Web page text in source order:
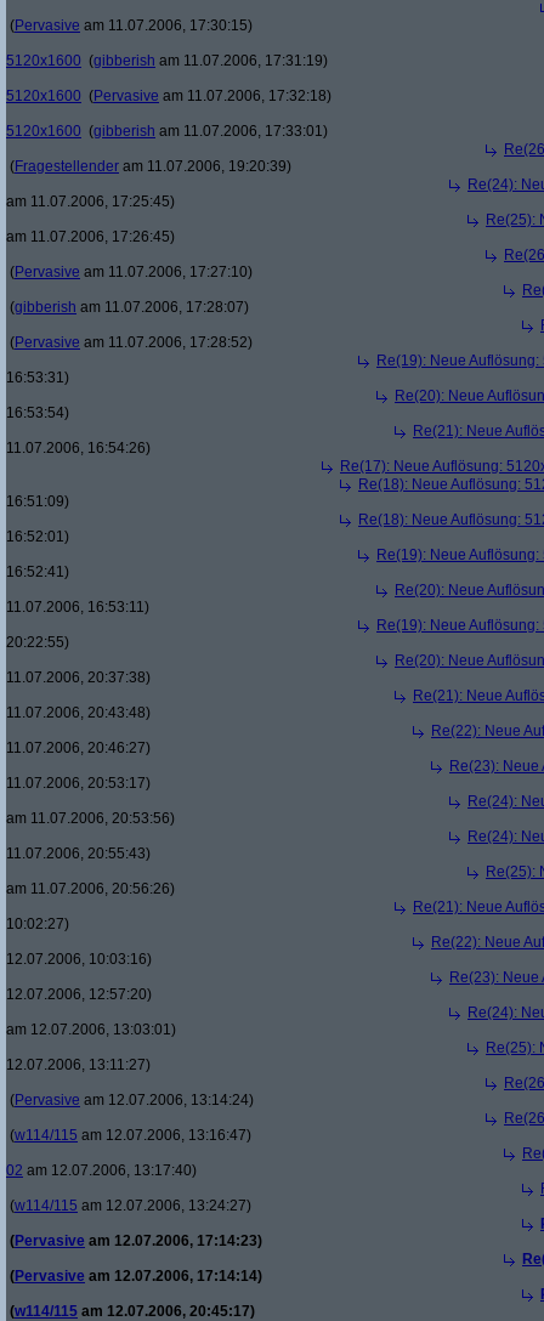
(Pervasive am 11.07.2006, 17:30:15)
5120x1600 (gibberish am 11.07.2006, 17:31:19)
5120x1600 (Pervasive am 11.07.2006, 17:32:18)
5120x1600 (gibberish am 11.07.2006, 17:33:01)
(Fragestellender am 11.07.2006, 19:20:39)
Re(24):
am 11.07.2006, 17:25:45)
Re(25):
am 11.07.2006, 17:26:45)
(Pervasive am 11.07.2006, 17:27:10)
(gibberish am 11.07.2006, 17:28:07)
(Pervasive am 11.07.2006, 17:28:52)
Re(19): Neue
16:53:31)
Re(20): Neue
16:53:54)
Re(21): Neue
11.07.2006, 16:54:26)
Re(17): Neue Auflösung:
Re(18): Neue Auflösung:
16:51:09)
Re(18): Neue Auflösung:
16:52:01)
Re(19): Neue
16:52:41)
Re(20): Neue
11.07.2006, 16:53:11)
Re(19): Neue
20:22:55)
Re(20): Neue
11.07.2006, 20:37:38)
Re(21): Neue
11.07.2006, 20:43:48)
Re(22): Neue
11.07.2006, 20:46:27)
Re(23):
11.07.2006, 20:53:17)
Re(24):
am 11.07.2006, 20:53:56)
Re(24):
11.07.2006, 20:55:43)
Re(25):
am 11.07.2006, 20:56:26)
Re(21): Neue
10:02:27)
Re(22): Neue
12.07.2006, 10:03:16)
Re(23):
12.07.2006, 12:57:20)
Re(24):
am 12.07.2006, 13:03:01)
Re(25):
12.07.2006, 13:11:27)
(Pervasive am 12.07.2006, 13:14:24)
(w114/115 am 12.07.2006, 13:16:47)
02 am 12.07.2006, 13:17:40)
(w114/115 am 12.07.2006, 13:24:27)
(Pervasive am 12.07.2006, 17:14:23)
(Pervasive am 12.07.2006, 17:14:14)
(w114/115 am 12.07.2006, 20:45:17)